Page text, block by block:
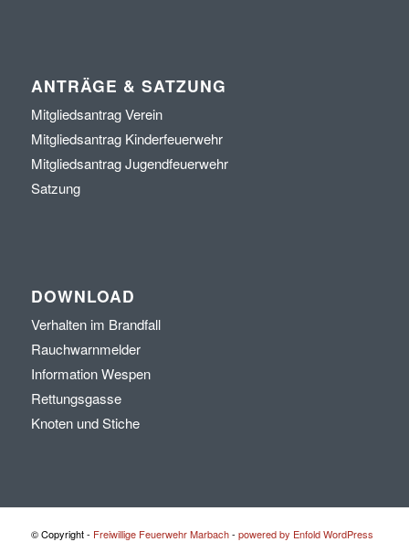
ANTRÄGE & SATZUNG
Mitgliedsantrag Verein
Mitgliedsantrag Kinderfeuerwehr
Mitgliedsantrag Jugendfeuerwehr
Satzung
DOWNLOAD
Verhalten im Brandfall
Rauchwarnmelder
Information Wespen
Rettungsgasse
Knoten und Stiche
© Copyright - Freiwillige Feuerwehr Marbach- powered by Enfold WordPress